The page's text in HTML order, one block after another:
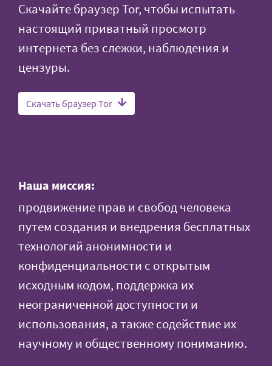
Скачайте браузер Tor, чтобы испытать
настоящий приватный просмотр
интернета без слежки, наблюдения и
цензуры.
Скачать браузер Tor
Наша миссия:
продвижение прав и свобод человека
путем создания и внедрения бесплатных
технологий анонимности и
конфиденциальности с открытым
исходным кодом, поддержка их
неограниченной доступности и
использования, а также содействие их
научному и общественному пониманию.